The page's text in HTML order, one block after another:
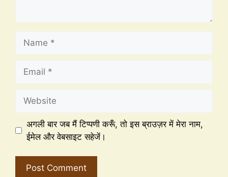
अगली बार जब मैं टिप्पणी करूँ, तो इस ब्राउज़र में मेरा नाम,
ईमेल और वेबसाइट सहेजें।